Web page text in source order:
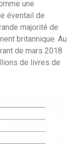
une
éventail de
majorité de
britannique. Au
de mars 2018
de livres de